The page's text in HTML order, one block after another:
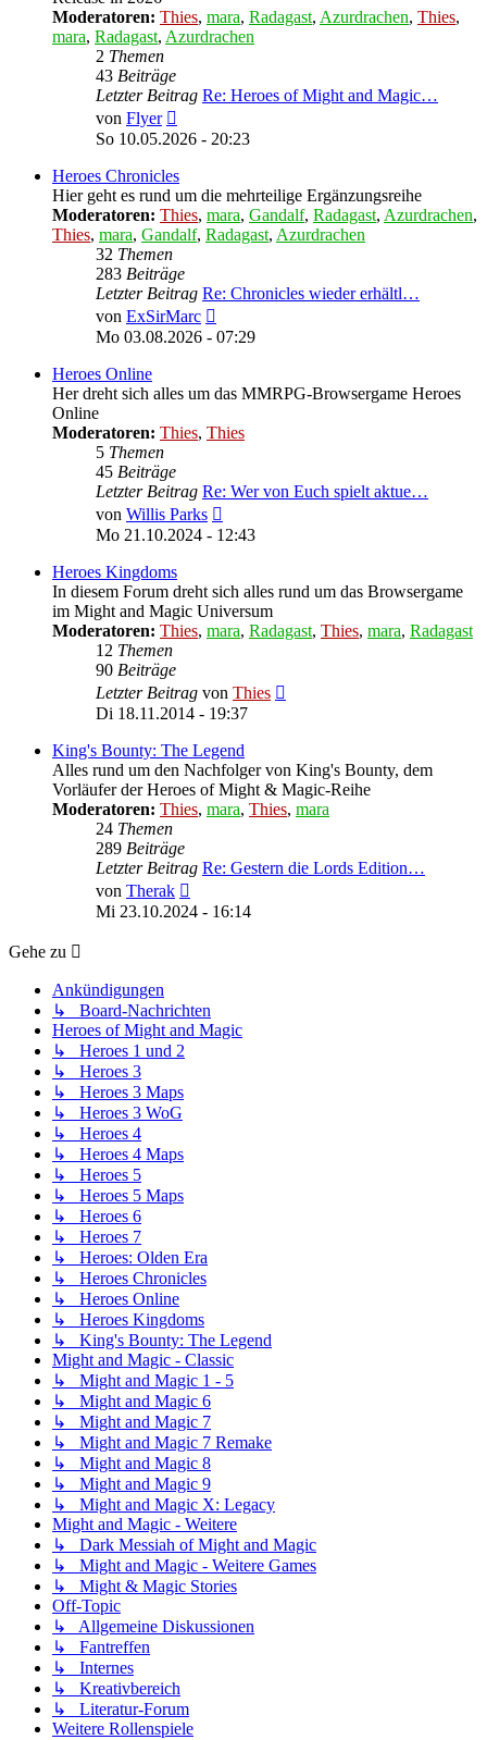
Moderatoren: Thies, mara, Radagast, Azurdrachen, Thies,
mara, Radagast, Azurdrachen
2 Themen
43 Beiträge
Letzter Beitrag Re: Heroes of Might and Magic…
von Flyer
Beitrag
So 10.05.2026 - 20:23
Heroes Chronicles
Hier geht es rund um die mehrteilige Ergänzungsreihe
Moderatoren: Thies, mara, Gandalf, Radagast, Azurdrachen,
Thies, mara, Gandalf, Radagast, Azurdrachen
32 Themen
283 Beiträge
Letzter Beitrag Re: Chronicles wieder erhältl…
von ExSirMarc
Beitrag
Mo 03.08.2026 - 07:29
Heroes Online
Her dreht sich alles um das MMRPG-Browsergame Heroes
Online
Moderatoren: Thies, Thies
5 Themen
45 Beiträge
Letzter Beitrag Re: Wer von Euch spielt aktue…
von Willis Parks
Beitrag
Mo 21.10.2024 - 12:43
Heroes Kingdoms
In diesem Forum dreht sich alles rund um das Browsergame
im Might and Magic Universum
Moderatoren: Thies, mara, Radagast, Thies, mara, Radagast
12 Themen
90 Beiträge
Letzter Beitrag von Thies
Di 18.11.2014 - 19:37
King's Bounty: The Legend
Alles rund um den Nachfolger von King's Bounty, dem
Vorläufer der Heroes of Might & Magic-Reihe
Moderatoren: Thies, mara, Thies, mara
24 Themen
289 Beiträge
Letzter Beitrag Re: Gestern die Lords Edition…
von Therak
Beitrag
Mi 23.10.2024 - 16:14
Gehe zu
Ankündigungen
↳ Board-Nachrichten
Heroes of Might and Magic
↳ Heroes 1 und 2
↳ Heroes 3
↳ Heroes 3 Maps
↳ Heroes 3 WoG
↳ Heroes 4
↳ Heroes 4 Maps
↳ Heroes 5
↳ Heroes 5 Maps
↳ Heroes 6
↳ Heroes 7
↳ Heroes: Olden Era
↳ Heroes Chronicles
↳ Heroes Online
↳ Heroes Kingdoms
↳ King's Bounty: The Legend
Might and Magic - Classic
↳ Might and Magic 1 - 5
↳ Might and Magic 6
↳ Might and Magic 7
↳ Might and Magic 7 Remake
↳ Might and Magic 8
↳ Might and Magic 9
↳ Might and Magic X: Legacy
Might and Magic - Weitere
↳ Dark Messiah of Might and Magic
↳ Might and Magic - Weitere Games
↳ Might & Magic Stories
Off-Topic
↳ Allgemeine Diskussionen
↳ Fantreffen
↳ Internes
↳ Kreativbereich
↳ Literatur-Forum
Weitere Rollenspiele